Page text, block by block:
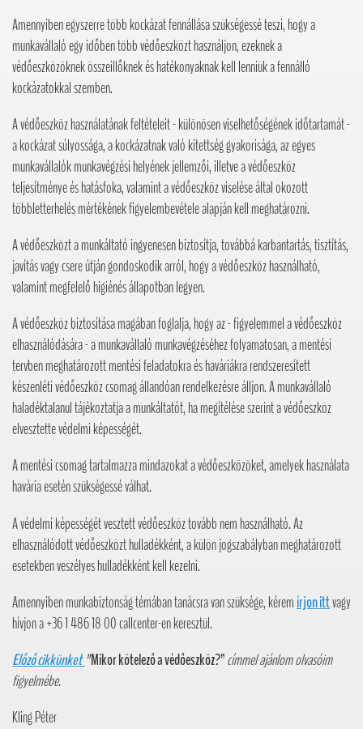
Amennyiben egyszerre több kockázat fennállása szükségessé teszi, hogy a
munkavállaló egy időben több védőeszközt használjon, ezeknek a
védőeszközöknek összeillőknek és hatékonyaknak kell lenniük a fennálló
kockázatokkal szemben.
A védőeszköz használatának feltételeit - különösen viselhetőségének időtartamát -
a kockázat súlyossága, a kockázatnak való kitettség gyakorisága, az egyes
munkavállalók munkavégzési helyének jellemzői, illetve a védőeszköz
teljesítménye és hatásfoka, valamint a védőeszköz viselése által okozott
többletterhelés mértékének figyelembevétele alapján kell meghatározni.
A védőeszközt a munkáltató ingyenesen biztosítja, továbbá karbantartás, tisztítás,
javítás vagy csere útján gondoskodik arról, hogy a védőeszköz használható,
valamint megfelelő higiénés állapotban legyen.
A védőeszköz biztosítása magában foglalja, hogy az - figyelemmel a védőeszköz
elhasználódására - a munkavállaló munkavégzéséhez folyamatosan, a mentési
tervben meghatározott mentési feladatokra és haváriákra rendszeresített
készenléti védőeszköz csomag állandóan rendelkezésre álljon. A munkavállaló
haladéktalanul tájékoztatja a munkáltatót, ha megítélése szerint a védőeszköz
elvesztette védelmi képességét.
A mentési csomag tartalmazza mindazokat a védőeszközöket, amelyek használata
havária esetén szükségessé válhat.
A védelmi képességét vesztett védőeszköz tovább nem használható. Az
elhasználódott védőeszközt hulladékként, a külön jogszabályban meghatározott
esetekben veszélyes hulladékként kell kezelni.
Amennyiben munkabiztonság témában tanácsra van szüksége, kéremírjon ittvagy
hívjon a +36 1 486 18 00 callcenter-en keresztül.
Előző cikkünket"Mikor kötelező a védőeszköz?”címmel ajánlom olvasóim
figyelmébe.
Kling Péter